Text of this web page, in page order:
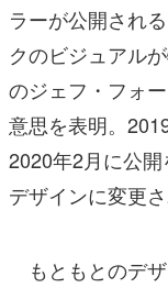
ラーが公開され
クのビジュアル
のジェフ・フォ
意思を表明。
2020年2月に公
デザインに変更さ
もともとのデ